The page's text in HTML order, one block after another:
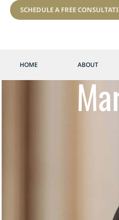
SCHEDULE A FREE
HOME ABOUT